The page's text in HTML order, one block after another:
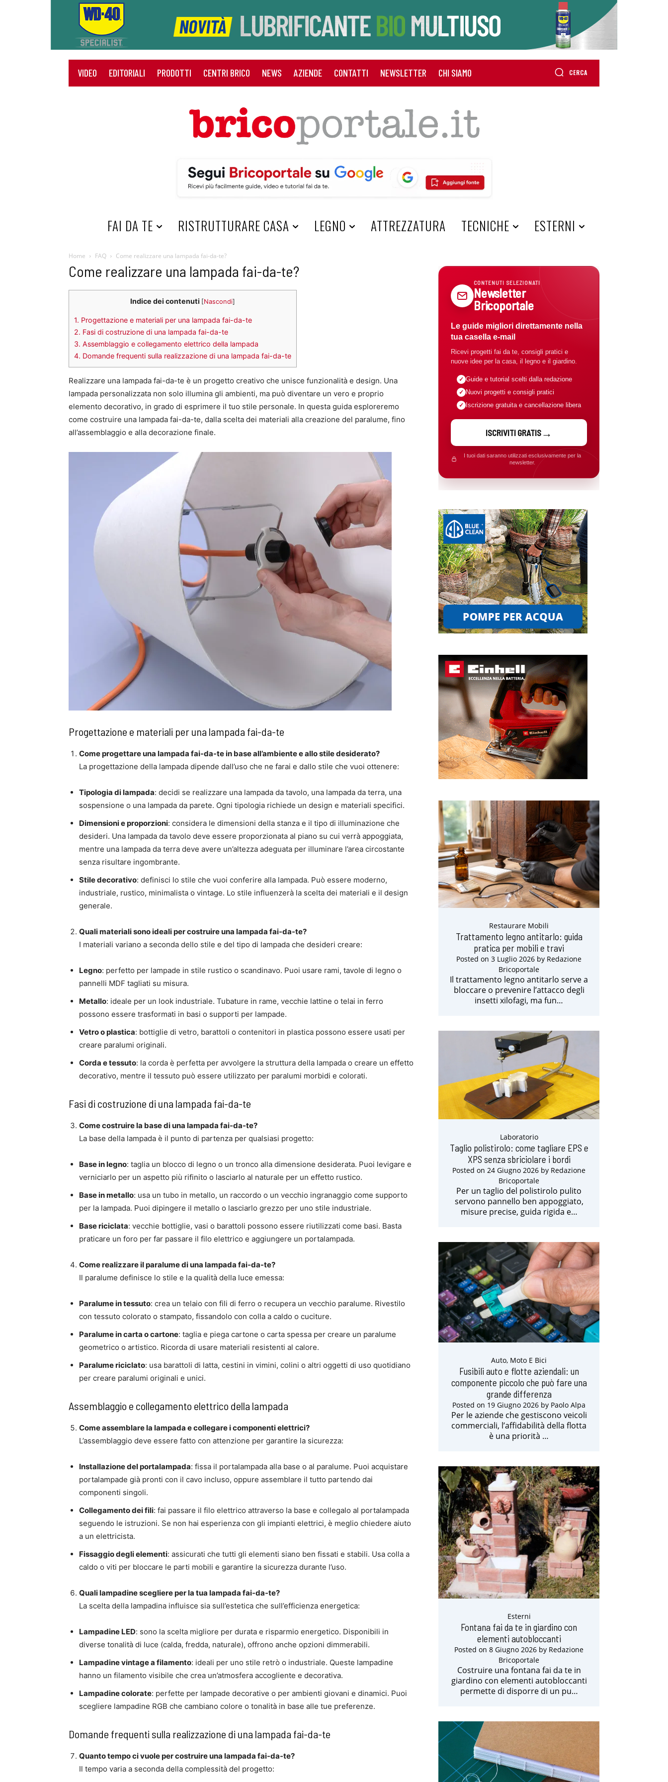
VIDEO EDITORIALI PRODOTTI CENTRI BRICO NEWS AZIENDE CONTATTI NEWSLETTER CHI SIAMO CERCA
HOME
FAI DA TE RISTRUTTURARE CASA LEGNO ATTREZZATURA TECNICHE ESTERNI
Home FAQ Come realizzare una lampada fai-da-te?
Come realizzare una lampada fai-da-te?
Indice dei contenuti [Nascondi]
1. Progettazione e materiali per una lampada fai-da-te
2. Fasi di costruzione di una lampada fai-da-te
3. Assemblaggio e collegamento elettrico della lampada
4. Domande frequenti sulla realizzazione di una lampada fai-da-te
Realizzare una lampada fai-da-te è un progetto creativo che unisce funzionalità e design. Una
lampada personalizzata non solo illumina gli ambienti, ma può diventare un vero e proprio
elemento decorativo, in grado di esprimere il tuo stile personale. In questa guida esploreremo
come costruire una lampada fai-da-te, dalla scelta dei materiali alla creazione del paralume, fino
all’assemblaggio e alla decorazione finale.
Progettazione e materiali per una lampada fai-da-te
Come progettare una lampada fai-da-te in base all’ambiente e allo stile desiderato?
La progettazione della lampada dipende dall’uso che ne farai e dallo stile che vuoi ottenere:
Tipologia di lampada: decidi se realizzare una lampada da tavolo, una lampada da terra, una
sospensione o una lampada da parete. Ogni tipologia richiede un design e materiali specifici.
Dimensioni e proporzioni: considera le dimensioni della stanza e il tipo di illuminazione che
desideri. Una lampada da tavolo deve essere proporzionata al piano su cui verrà appoggiata,
mentre una lampada da terra deve avere un’altezza adeguata per illuminare l’area circostante
senza risultare ingombrante.
Stile decorativo: definisci lo stile che vuoi conferire alla lampada. Può essere moderno,
industriale, rustico, minimalista o vintage. Lo stile influenzerà la scelta dei materiali e il design
generale.
Quali materiali sono ideali per costruire una lampada fai-da-te?
I materiali variano a seconda dello stile e del tipo di lampada che desideri creare:
Legno: perfetto per lampade in stile rustico o scandinavo. Puoi usare rami, tavole di legno o
pannelli MDF tagliati su misura.
Metallo: ideale per un look industriale. Tubature in rame, vecchie lattine o telai in ferro
possono essere trasformati in basi o supporti per lampade.
Vetro o plastica: bottiglie di vetro, barattoli o contenitori in plastica possono essere usati per
creare paralumi originali.
Corda e tessuto: la corda è perfetta per avvolgere la struttura della lampada o creare un effetto
decorativo, mentre il tessuto può essere utilizzato per paralumi morbidi e colorati.
Fasi di costruzione di una lampada fai-da-te
Come costruire la base di una lampada fai-da-te?
La base della lampada è il punto di partenza per qualsiasi progetto:
Base in legno: taglia un blocco di legno o un tronco alla dimensione desiderata. Puoi levigare e
verniciarlo per un aspetto più rifinito o lasciarlo al naturale per un effetto rustico.
Base in metallo: usa un tubo in metallo, un raccordo o un vecchio ingranaggio come supporto
per la lampada. Puoi dipingere il metallo o lasciarlo grezzo per uno stile industriale.
Base riciclata: vecchie bottiglie, vasi o barattoli possono essere riutilizzati come basi. Basta
praticare un foro per far passare il filo elettrico e aggiungere un portalampada.
Come realizzare il paralume di una lampada fai-da-te?
Il paralume definisce lo stile e la qualità della luce emessa:
Paralume in tessuto: crea un telaio con fili di ferro o recupera un vecchio paralume. Rivestilo
con tessuto colorato o stampato, fissandolo con colla a caldo o cuciture.
Paralume in carta o cartone: taglia e piega cartone o carta spessa per creare un paralume
geometrico o artistico. Ricorda di usare materiali resistenti al calore.
Paralume riciclato: usa barattoli di latta, cestini in vimini, colini o altri oggetti di uso quotidiano
per creare paralumi originali e unici.
Assemblaggio e collegamento elettrico della lampada
Come assemblare la lampada e collegare i componenti elettrici?
L’assemblaggio deve essere fatto con attenzione per garantire la sicurezza:
Installazione del portalampada: fissa il portalampada alla base o al paralume. Puoi acquistare
portalampade già pronti con il cavo incluso, oppure assemblare il tutto partendo dai
componenti singoli.
Collegamento dei fili: fai passare il filo elettrico attraverso la base e collegalo al portalampada
seguendo le istruzioni. Se non hai esperienza con gli impianti elettrici, è meglio chiedere aiuto
a un elettricista.
Fissaggio degli elementi: assicurati che tutti gli elementi siano ben fissati e stabili. Usa colla a
caldo o viti per bloccare le parti mobili e garantire la sicurezza durante l’uso.
Quali lampadine scegliere per la tua lampada fai-da-te?
La scelta della lampadina influisce sia sull’estetica che sull’efficienza energetica:
Lampadine LED: sono la scelta migliore per durata e risparmio energetico. Disponibili in
diverse tonalità di luce (calda, fredda, naturale), offrono anche opzioni dimmerabili.
Lampadine vintage a filamento: ideali per uno stile retrò o industriale. Queste lampadine
hanno un filamento visibile che crea un’atmosfera accogliente e decorativa.
Lampadine colorate: perfette per lampade decorative o per ambienti giovani e dinamici. Puoi
scegliere lampadine RGB che cambiano colore o tonalità in base alle tue preferenze.
Domande frequenti sulla realizzazione di una lampada fai-da-te
Quanto tempo ci vuole per costruire una lampada fai-da-te?
Il tempo varia a seconda della complessità del progetto:
CONTENUTI SELEZIONATI
Newsletter
Bricoportale
Le guide migliori direttamente nella
tua casella e-mail
Ricevi progetti fai da te, consigli pratici e
nuove idee per la casa, il legno e il giardino.
Guide e tutorial scelti dalla redazione
Nuovi progetti e consigli pratici
Iscrizione gratuita e cancellazione libera
ISCRIVITI GRATIS
I tuoi dati saranno utilizzati esclusivamente per la
newsletter.
Restaurare Mobili
Trattamento legno antitarlo: guida
pratica per mobili e travi
Posted on 3 Luglio 2026 by Redazione
Bricoportale
Il trattamento legno antitarlo serve a
bloccare o prevenire l’attacco degli
insetti xilofagi, ma fun…
Laboratorio
Taglio polistirolo: come tagliare EPS e
XPS senza sbriciolare i bordi
Posted on 24 Giugno 2026 by Redazione
Bricoportale
Per un taglio del polistirolo pulito
servono pannello ben appoggiato,
misure precise, guida rigida e…
Auto, Moto E Bici
Fusibili auto e flotte aziendali: un
componente piccolo che può fare una
grande differenza
Posted on 19 Giugno 2026 by Paolo Alpa
Per le aziende che gestiscono veicoli
commerciali, l’affidabilità della flotta
è una priorità …
Esterni
Fontana fai da te in giardino con
elementi autobloccanti
Posted on 8 Giugno 2026 by Redazione
Bricoportale
Costruire una fontana fai da te in
giardino con elementi autobloccanti
permette di disporre di un pu…